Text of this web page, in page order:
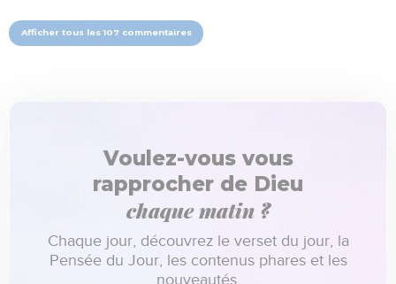
Afficher tous les 107 commentaires
Voulez-vous vous
rapprocher de Dieu
chaque matin ?
Chaque jour, découvrez le verset du jour, la
Pensée du Jour, les contenus phares et les
nouveautés.